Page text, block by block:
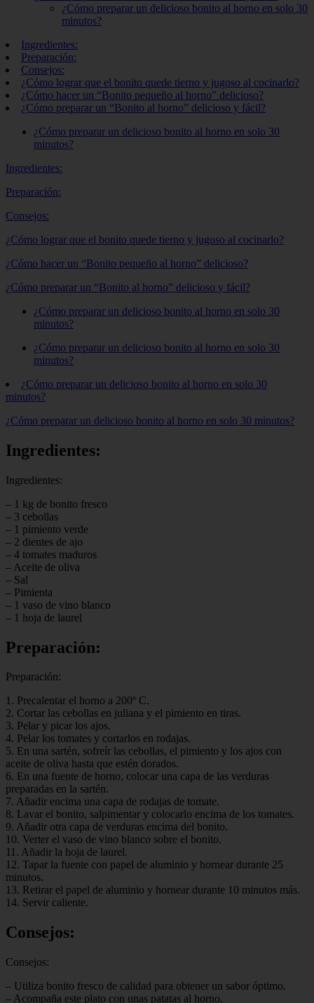
¿Cómo preparar un delicioso bonito al horno en solo 30
minutos?
Ingredientes:
Preparación:
Consejos:
¿Cómo lograr que el bonito quede tierno y jugoso al cocinarlo?
¿Cómo hacer un “Bonito pequeño al horno” delicioso?
¿Cómo preparar un “Bonito al horno” delicioso y fácil?
¿Cómo preparar un delicioso bonito al horno en solo 30
minutos?
Ingredientes:
Preparación:
Consejos:
¿Cómo lograr que el bonito quede tierno y jugoso al cocinarlo?
¿Cómo hacer un “Bonito pequeño al horno” delicioso?
¿Cómo preparar un “Bonito al horno” delicioso y fácil?
¿Cómo preparar un delicioso bonito al horno en solo 30
minutos?
¿Cómo preparar un delicioso bonito al horno en solo 30
minutos?
¿Cómo preparar un delicioso bonito al horno en solo 30
minutos?
¿Cómo preparar un delicioso bonito al horno en solo 30 minutos?
Ingredientes:
Ingredientes:
– 1 kg de bonito fresco
– 3 cebollas
– 1 pimiento verde
– 2 dientes de ajo
– 4 tomates maduros
– Aceite de oliva
– Sal
– Pimienta
– 1 vaso de vino blanco
– 1 hoja de laurel
Preparación:
Preparación:
1. Precalentar el horno a 200º C.
2. Cortar las cebollas en juliana y el pimiento en tiras.
3. Pelar y picar los ajos.
4. Pelar los tomates y cortarlos en rodajas.
5. En una sartén, sofreír las cebollas, el pimiento y los ajos con
aceite de oliva hasta que estén dorados.
6. En una fuente de horno, colocar una capa de las verduras
preparadas en la sartén.
7. Añadir encima una capa de rodajas de tomate.
8. Lavar el bonito, salpimentar y colocarlo encima de los tomates.
9. Añadir otra capa de verduras encima del bonito.
10. Verter el vaso de vino blanco sobre el bonito.
11. Añadir la hoja de laurel.
12. Tapar la fuente con papel de aluminio y hornear durante 25
minutos.
13. Retirar el papel de aluminio y hornear durante 10 minutos más.
14. Servir caliente.
Consejos:
Consejos:
– Utiliza bonito fresco de calidad para obtener un sabor óptimo.
– Acompaña este plato con unas patatas al horno.